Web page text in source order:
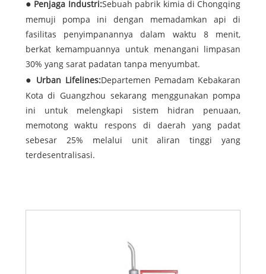
Penjaga Industri:Sebuah pabrik kimia di Chongqing
memuji pompa ini dengan memadamkan api di
fasilitas penyimpanannya dalam waktu 8 menit,
berkat kemampuannya untuk menangani limpasan
30% yang sarat padatan tanpa menyumbat.
Urban Lifelines:Departemen Pemadam Kebakaran
Kota di Guangzhou sekarang menggunakan pompa
ini untuk melengkapi sistem hidran penuaan,
memotong waktu respons di daerah yang padat
sebesar 25% melalui unit aliran tinggi yang
terdesentralisasi.